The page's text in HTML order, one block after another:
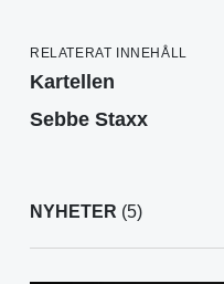
RELATERAT INNEHÅLL
Kartellen
Sebbe Staxx
NYHETER (5)